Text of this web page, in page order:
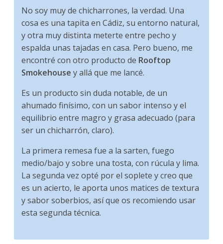
No soy muy de chicharrones, la verdad. Una
cosa es una tapita en Cádiz, su entorno natural,
y otra muy distinta meterte entre pecho y
espalda unas tajadas en casa. Pero bueno, me
encontré con otro producto de Rooftop
Smokehouse y allá que me lancé.
Es un producto sin duda notable, de un
ahumado finísimo, con un sabor intenso y el
equilibrio entre magro y grasa adecuado (para
ser un chicharrón, claro).
La primera remesa fue a la sarten, fuego
medio/bajo y sobre una tosta, con rúcula y lima.
La segunda vez opté por el soplete y creo que
es un acierto, le aporta unos matices de textura
y sabor soberbios, así que os recomiendo usar
esta segunda técnica.